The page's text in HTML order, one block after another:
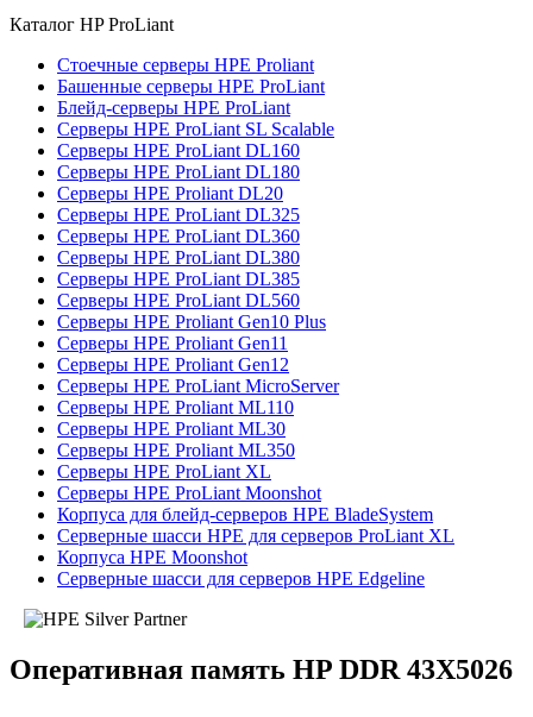
Каталог HP ProLiant
Стоечные серверы HPE Proliant
Башенные серверы HPE ProLiant
Блейд-серверы HPE ProLiant
Серверы HPE ProLiant SL Scalable
Серверы HPE ProLiant DL160
Серверы HPE ProLiant DL180
Серверы HPE Proliant DL20
Серверы HPE ProLiant DL325
Серверы HPE ProLiant DL360
Серверы HPE ProLiant DL380
Серверы HPE ProLiant DL385
Серверы HPE ProLiant DL560
Серверы HPE Proliant Gen10 Plus
Серверы HPE Proliant Gen11
Серверы HPE Proliant Gen12
Серверы HPE ProLiant MicroServer
Серверы HPE Proliant ML110
Серверы HPE Proliant ML30
Серверы HPE Proliant ML350
Серверы HPE ProLiant XL
Серверы HPE ProLiant Moonshot
Корпуса для блейд-серверов HPE BladeSystem
Серверные шасси HPE для серверов ProLiant XL
Корпуса HPE Moonshot
Серверные шасси для серверов HPE Edgeline
Оперативная память HP DDR 43X5026